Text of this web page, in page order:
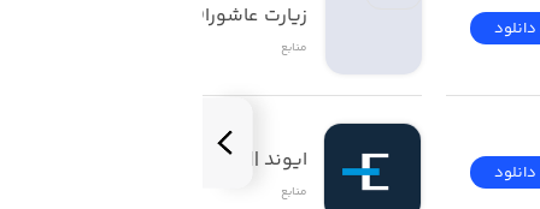
دانلود
دانلود
زیارت عاشورا(صوتی)
منابع
ایوند || Evand
منابع